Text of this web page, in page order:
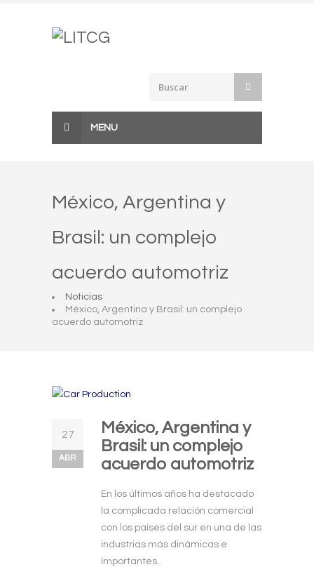
MENU
México, Argentina y
Brasil: un complejo
acuerdo automotriz
Noticias
México, Argentina y Brasil: un complejo
acuerdo automotriz
27
ABR
México, Argentina y
Brasil: un complejo
acuerdo automotriz
En los últimos años ha destacado
la complicada relación comercial
con los países del sur en una de las
industrias más dinámicas e
importantes.